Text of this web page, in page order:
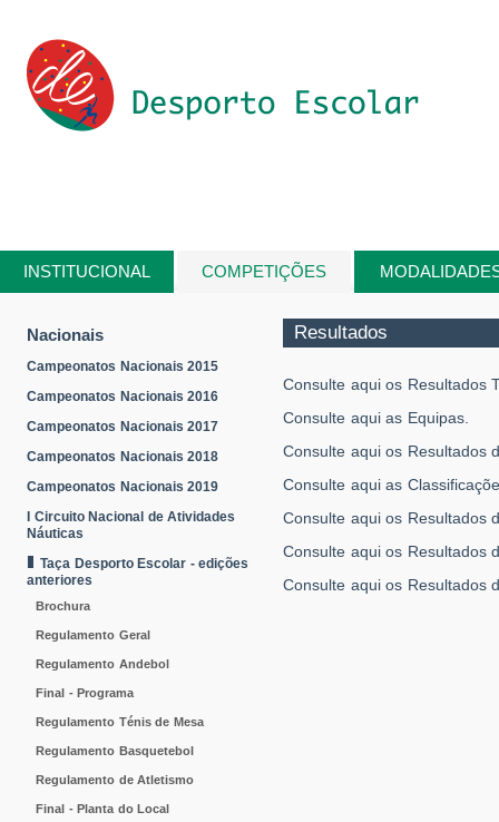
INSTITUCIONAL COMPETIÇÕES
Está aqui
Nacionais
Campeonatos Nacionais 2015
Campeonatos Nacionais 2016
Campeonatos Nacionais 2017
Campeonatos Nacionais 2018
Campeonatos Nacionais 2019
I Circuito Nacional de Atividades
Náuticas
Taça Desporto Escolar - edições
anteriores
Brochura
Regulamento Geral
Regulamento Andebol
Final - Programa
Regulamento Ténis de Mesa
Regulamento Basquetebol
Regulamento de Atletismo
Final - Planta do Local
Resultados
Consulte aqui os Resultados
Consulte aqui as Equipas.
Consulte aqui os Resultados
Consulte aqui as
Consulte aqui os Resultados
Consulte aqui os Resultados
Consulte aqui os Resultados